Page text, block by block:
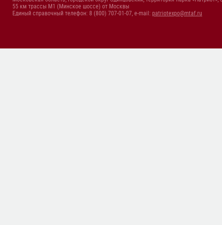
55 км трассы М1 (Минское шоссе) от Москвы
Единый справочный телефон: 8 (800) 707-01-07, e-mail: patriotexpo@mtaf.ru